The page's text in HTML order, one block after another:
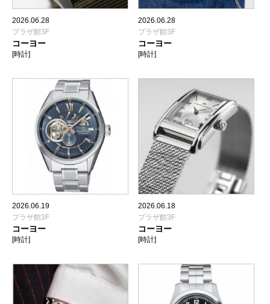
2026.06.28
プラザ館3F
コーヨー
[時計]
2026.06.28
プラザ館3F
コーヨー
[時計]
2026.06.19
プラザ館3F
コーヨー
[時計]
2026.06.18
プラザ館3F
コーヨー
[時計]